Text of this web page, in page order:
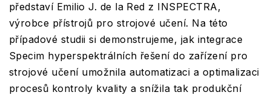
představí Emilio J. de la Red z INSPECTRA,
výrobce přístrojů pro strojové učení. Na této
případové studii si demonstrujeme, jak integrace
Specim hyperspektrálních řešení do zařízení pro
strojové učení umožnila automatizaci a optimalizaci
procesů kontroly kvality a snížila tak produkční